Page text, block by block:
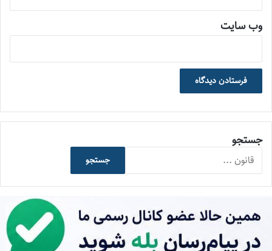
وب‌ سایت
جستجو
جستجو